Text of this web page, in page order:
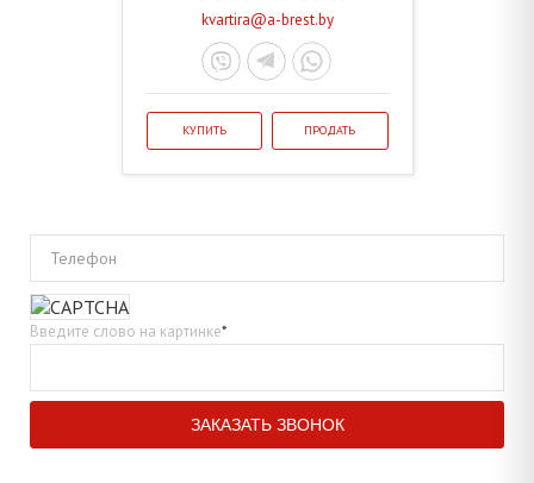
kvartira@a-brest.by
КУПИТЬ ПРОДАТЬ
Телефон
Введите слово на картинке*